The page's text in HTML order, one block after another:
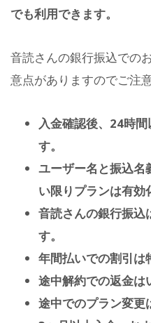
でも利用できます。
音読さんの銀行振込での
意点がありますのでご注
入金確認後、24時
す。
ユーザー名と振込名
い限りプランは有効
音読さんの銀行振込
す。
年間払いでの割引は
途中解約での返金は
途中でのプラン変更